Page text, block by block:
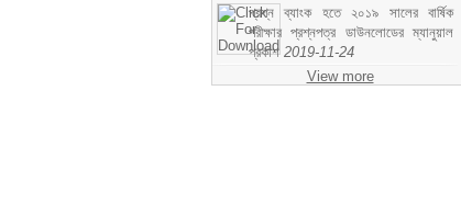
প্রশ্ন ব্যাংক হতে ২০১৯ সালের বার্ষিক
পরীক্ষার প্রশ্নপত্র ডাউনলোডের ম্যানুয়াল
প্রকাশ 2019-11-24
View more